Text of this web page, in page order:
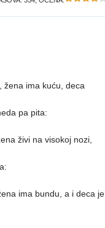
žena ima kuću, deca
pa pita:
živi na visokoj nozi,
ima bundu, a i deca je